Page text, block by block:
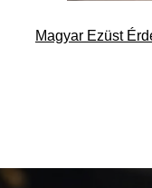
Magyar Ezüst